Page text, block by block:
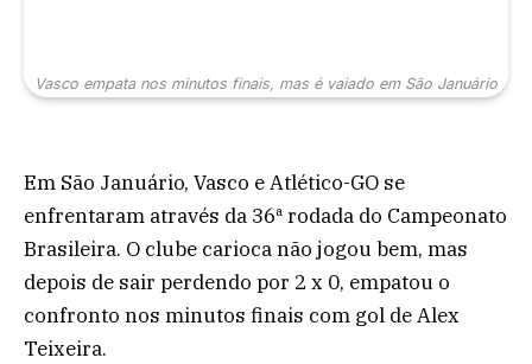
Vasco empata nos minutos finais, mas é vaiado em São Januário
Em São Januário, Vasco e Atlético-GO se
enfrentaram através da 36ª rodada do Campeonato
Brasileira. O clube carioca não jogou bem, mas
depois de sair perdendo por 2 x 0, empatou o
confronto nos minutos finais com gol de Alex
Teixeira.